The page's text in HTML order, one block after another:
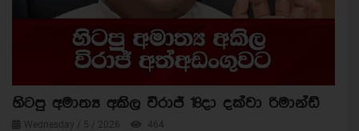
හිටපු අමාත්‍ය අකිල විරාජ් 18දා දක්වා රිමාන්ඩ්
Wednesday / 5 / 2026 464